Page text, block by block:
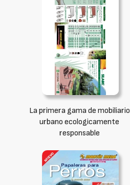
La primera gama de mobiliario
urbano ecologicamente
responsable